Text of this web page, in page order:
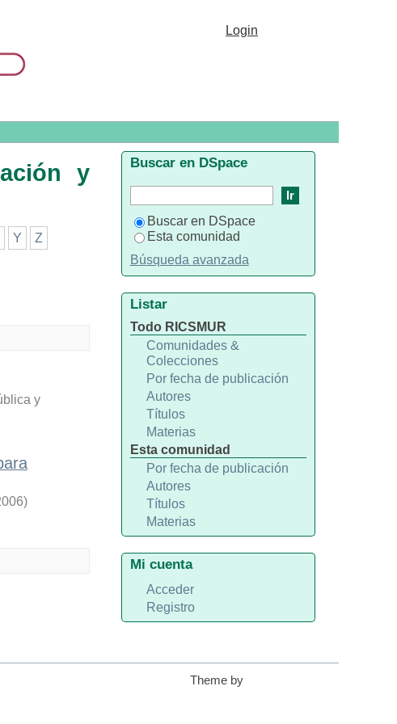
Login
y
Y Z
y
)
Buscar en DSpace
Buscar en DSpace
Esta comunidad
Búsqueda avanzada
Listar
Todo RICSMUR
Comunidades &
Colecciones
Por fecha de publicación
Autores
Títulos
Materias
Esta comunidad
Por fecha de publicación
Autores
Títulos
Materias
Mi cuenta
Acceder
Registro
Theme by